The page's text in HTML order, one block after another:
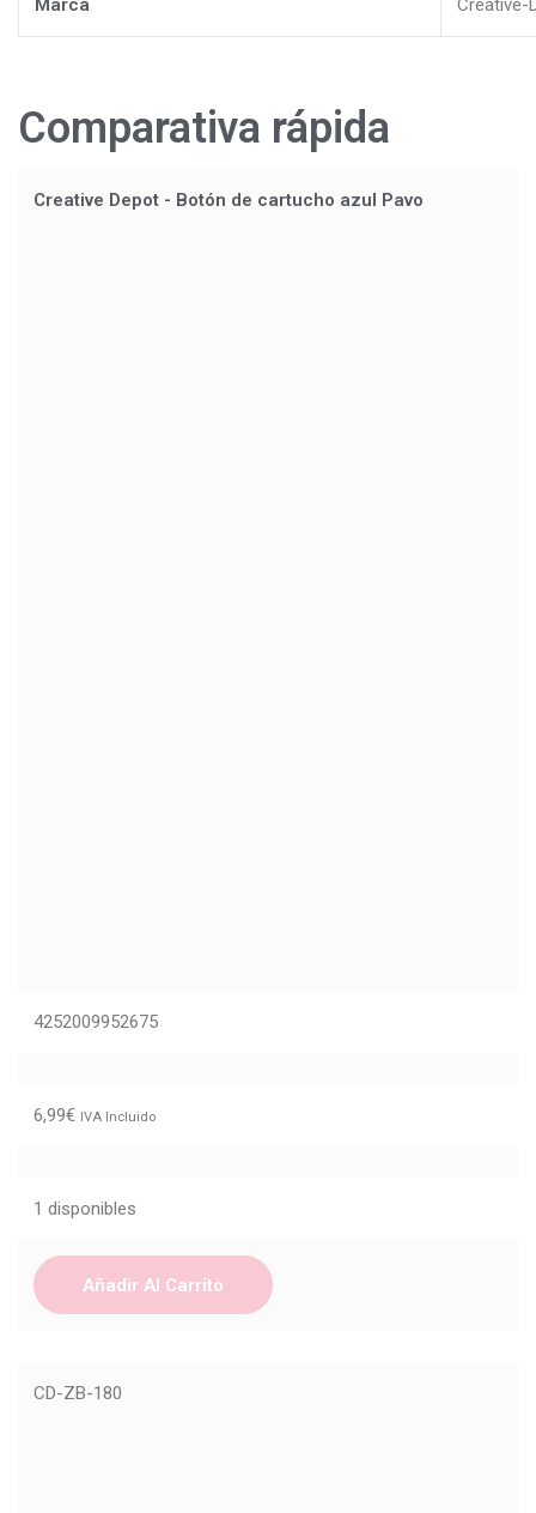
Marca Creative-
Comparativa rápida
Creative Depot - Botón de cartucho azul Pavo
4252009952675
6,99€ IVA Incluido
1 disponibles
Añadir Al Carrito
CD-ZB-180